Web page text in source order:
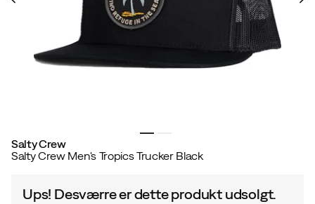
Salty Crew
Salty Crew Men's Tropics Trucker Black
Ups! Desværre er dette produkt udsolgt.